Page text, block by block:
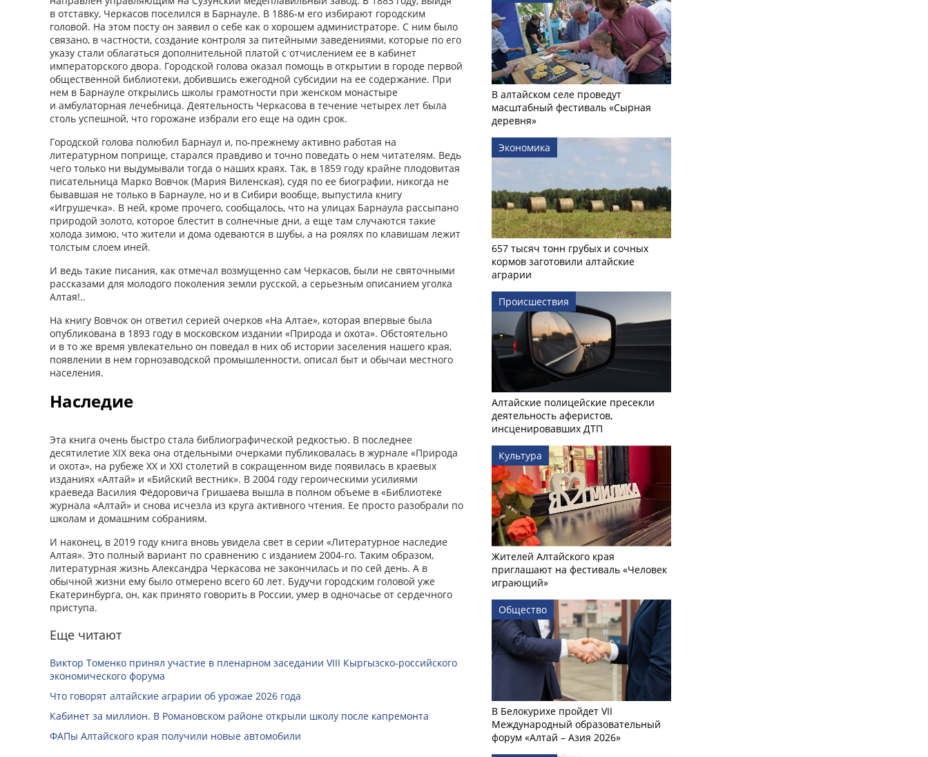
в отставку, Черкасов поселился в Барнауле. В 1886‑м его избирают городским
головой. На этом посту он заявил о себе как о хорошем администраторе. С ним было
связано, в частности, создание контроля за питейными заведениями, которые по его
указу стали облагаться дополнительной платой с отчислением ее в кабинет
императорского двора. Городской голова оказал помощь в открытии в городе первой
общественной библиотеки, добившись ежегодной субсидии на ее содержание. При
нем в Барнауле открылись школы грамотности при женском монастыре
и амбулаторная лечебница. Деятельность Черкасова в течение четырех лет была
столь успешной, что горожане избрали его еще на один срок.
Городской голова полюбил Барнаул и, по-прежнему активно работая на
литературном поприще, старался правдиво и точно поведать о нем читателям. Ведь
чего только ни выдумывали тогда о наших краях. Так, в 1859 году крайне плодовитая
писательница Марко Вовчок (Мария Виленская), судя по ее биографии, никогда не
бывавшая не только в Барнауле, но и в Сибири вообще, выпустила книгу
«Игрушечка». В ней, кроме прочего, сообщалось, что на улицах Барнаула рассыпано
природой золото, которое блестит в солнечные дни, а еще там случаются такие
холода зимою, что жители и дома одеваются в шубы, а на роялях по клавишам лежит
толстым слоем иней.
И ведь такие писания, как отмечал возмущенно сам Черкасов, были не святочными
рассказами для молодого поколения земли русской, а серьезным описанием уголка
Алтая!..
На книгу Вовчок он ответил серией очерков «На Алтае», которая впервые была
опубликована в 1893 году в московском издании «Природа и охота». Обстоятельно
и в то же время увлекательно он поведал в них об истории заселения нашего края,
появлении в нем горнозаводской промышленности, описал быт и обычаи местного
населения.
Наследие
Эта книга очень быстро стала библиографической редкостью. В последнее
десятилетие ХIХ века она отдельными очерками публиковалась в журнале «Природа
и охота», на рубеже ХХ и ХХI столетий в сокращенном виде появилась в краевых
изданиях «Алтай» и «Бийский вестник». В 2004 году героическими усилиями
краеведа Василия Фёдоровича Гришаева вышла в полном объеме в «Библиотеке
журнала «Алтай» и снова исчезла из круга активного чтения. Ее просто разобрали по
школам и домашним собраниям.
И наконец, в 2019 году книга вновь увидела свет в серии «Литературное наследие
Алтая». Это полный вариант по сравнению с изданием 2004-го. Таким образом,
литературная жизнь Александра Черкасова не закончилась и по сей день. А в
обычной жизни ему было отмерено всего 60 лет. Будучи городским головой уже
Екатеринбурга, он, как принято говорить в России, умер в одночасье от сердечного
приступа.
Еще читают
Виктор Томенко принял участие в пленарном заседании VIII Кыргызско-российского
экономического форума
Что говорят алтайские аграрии об урожае 2026 года
Кабинет за миллион. В Романовском районе открыли школу после капремонта
ФАПы Алтайского края получили новые автомобили
В алтайском селе проведут
масштабный фестиваль «Сырная
деревня»
Экономика
657 тысяч тонн грубых и сочных
кормов заготовили алтайские
аграрии
Происшествия
Алтайские полицейские пресекли
деятельность аферистов,
инсценировавших ДТП
Культура
Жителей Алтайского края
приглашают на фестиваль «Человек
играющий»
Общество
В Белокурихе пройдет VII
Международный образовательный
форум «Алтай – Азия 2026»